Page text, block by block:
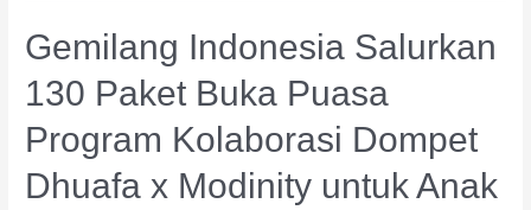
Gemilang Indonesia Salurkan
130 Paket Buka Puasa
Program Kolaborasi Dompet
Dhuafa x Modinity untuk Anak
Modinity
untuk
Anak
dan